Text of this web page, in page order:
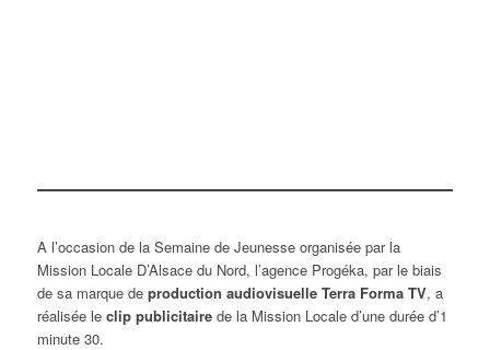
A l’occasion de la Semaine de Jeunesse organisée par la
Mission Locale D’Alsace du Nord, l’agence Progéka, par le biais
de sa marque de production audiovisuelle Terra Forma TV, a
réalisée le clip publicitairede la Mission Locale d’une durée d’1
minute 30.